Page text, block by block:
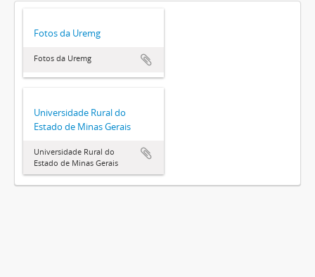
Fotos da Uremg
Fotos da Uremg
Universidade Rural do
Estado de Minas Gerais
Universidade Rural do
Estado de Minas Gerais